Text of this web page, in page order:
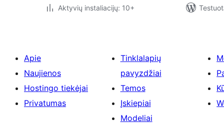
Aktyvių instaliacijų: 10+
Apie
Naujienos
Hostingo tiekėjai
Privatumas
Tinklalapių
pavyzdžiai
Temos
Įskiepiai
Modeliai